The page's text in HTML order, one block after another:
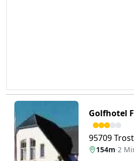
Golfhotel
95709
154m·2